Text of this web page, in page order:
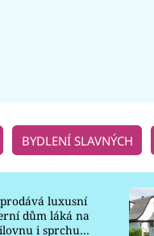
BYDLENÍ SLAVNÝCH
luxusní
dům láká na
i sprchu